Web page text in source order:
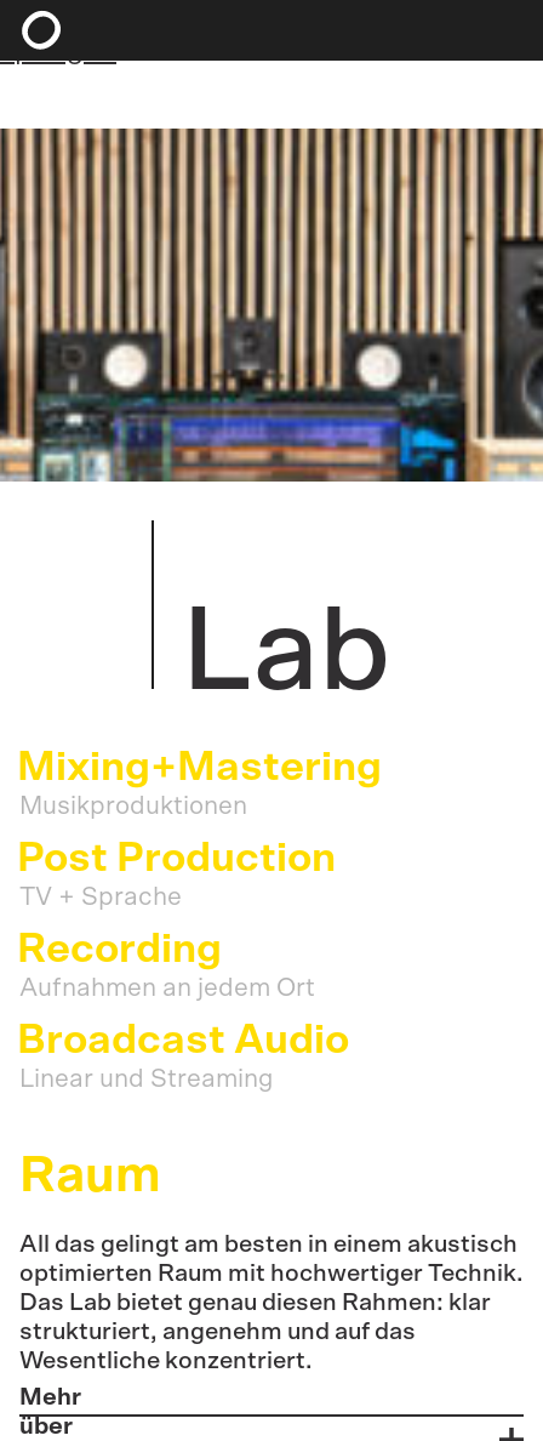
Zum Hauptinhalt springen
springen
Lab
Mixing+Mastering
Musikproduktionen
Post Production
TV + Sprache
Recording
Aufnahmen an jedem Ort
Broadcast Audio
Linear und Streaming
Raum
All das gelingt am besten in einem akustisch
optimierten Raum mit hochwertiger Technik.
Das Lab bietet genau diesen Rahmen: klar
strukturiert, angenehm und auf das
Wesentliche konzentriert.
Mehr
über